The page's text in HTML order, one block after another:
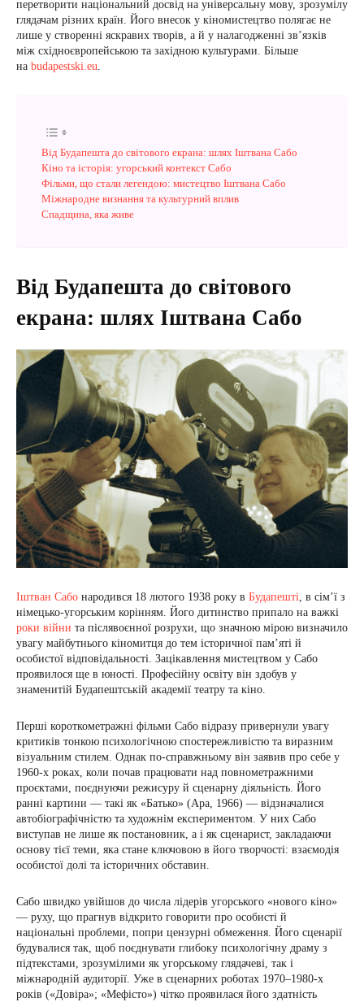
перетворити національний досвід на універсальну мову, зрозумілу
глядачам різних країн. Його внесок у кіномистецтво полягає не
лише у створенні яскравих творів, а й у налагодженні зв’язків
між східноєвропейською та західною культурами. Більше
на budapestski.eu.
Від Будапешта до світового екрана: шлях Іштвана Сабо
Кіно та історія: угорський контекст Сабо
Фільми, що стали легендою: мистецтво Іштвана Сабо
Міжнародне визнання та культурний вплив
Спадщина, яка живе
Від Будапешта до світового
екрана: шлях Іштвана Сабо
Іштван Сабо народився 18 лютого 1938 року в Будапешті , в сім’ї з
німецько-угорським корінням. Його дитинство припало на важкі
роки війни та післявоєнної розрухи, що значною мірою визначило
увагу майбутнього кіномитця до тем історичної пам’яті й
особистої відповідальності. Зацікавлення мистецтвом у Сабо
проявилося ще в юності. Професійну освіту він здобув у
знаменитій Будапештській академії театру та кіно.
Перші короткометражні фільми Сабо відразу привернули увагу
критиків тонкою психологічною спостережливістю та виразним
візуальним стилем. Однак по-справжньому він заявив про себе у
1960-х роках, коли почав працювати над повнометражними
проєктами, поєднуючи режисуру й сценарну діяльність. Його
ранні картини — такі як «Батько» (Apa, 1966) — відзначалися
автобіографічністю та художнім експериментом. У них Сабо
виступав не лише як постановник, а і як сценарист, закладаючи
основу тієї теми, яка стане ключовою в його творчості: взаємодія
особистої долі та історичних обставин.
Сабо швидко увійшов до числа лідерів угорського «нового кіно»
— руху, що прагнув відкрито говорити про особисті й
національні проблеми, попри цензурні обмеження. Його сценарії
будувалися так, щоб поєднувати глибоку психологічну драму з
підтекстами, зрозумілими як угорському глядачеві, так і
міжнародній аудиторії. Уже в сценарних роботах 1970–1980-х
років («Довіра»; «Мефісто») чітко проявилася його здатність